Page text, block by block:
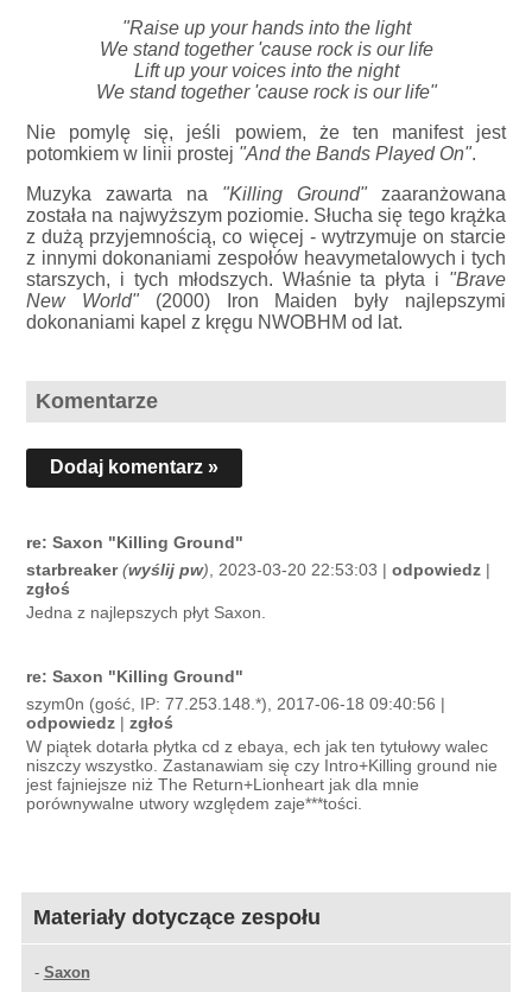
"Raise up your hands into the light
We stand together 'cause rock is our life
Lift up your voices into the night
We stand together 'cause rock is our life"
Nie pomylę się, jeśli powiem, że ten manifest jest
potomkiem w linii prostej "And the Bands Played On".
Muzyka zawarta na "Killing Ground"zaaranżowana
została na najwyższym poziomie. Słucha się tego krążka
z dużą przyjemnością, co więcej - wytrzymuje on starcie
z innymi dokonaniami zespołów heavymetalowych i tych
starszych, i tych młodszych. Właśnie ta płyta i "Brave
New World"(2000) Iron Maiden były najlepszymi
dokonaniami kapel z kręgu NWOBHM od lat.
Komentarze
Dodaj komentarz »
re: Saxon "Killing Ground"
starbreaker (wyślij pw), 2023-03-20 22:53:03 |odpowiedz |
zgłoś
Jedna z najlepszych płyt Saxon.
re: Saxon "Killing Ground"
szym0n (gość, IP: 77.253.148.*), 2017-06-18 09:40:56 |
odpowiedz |zgłoś
W piątek dotarła płytka cd z ebaya, ech jak ten tytułowy walec
niszczy wszystko. Zastanawiam się czy Intro+Killing ground nie
jest fajniejsze niż The Return+Lionheart jak dla mnie
porównywalne utwory względem zaje***tości.
Materiały dotyczące zespołu
- Saxon